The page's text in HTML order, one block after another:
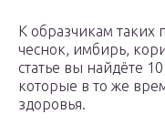
К образчикам таких
чеснок, имбирь,
статье вы найдёте
которые в то же
здоровья.